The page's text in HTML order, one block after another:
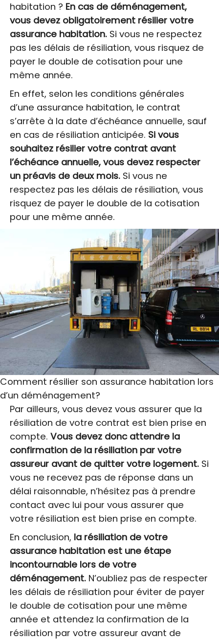
habitation ? En cas de déménagement,
vous devez obligatoirement résilier votre
assurance habitation. Si vous ne respectez
pas les délais de résiliation, vous risquez de
payer le double de cotisation pour une
même année.
En effet, selon les conditions générales
d’une assurance habitation, le contrat
s’arrête à la date d’échéance annuelle, sauf
en cas de résiliation anticipée. Si vous
souhaitez résilier votre contrat avant
l’échéance annuelle, vous devez respecter
un préavis de deux mois. Si vous ne
respectez pas les délais de résiliation, vous
risquez de payer le double de la cotisation
pour une même année.
Comment résilier son assurance habitation lors
d’un déménagement?
Par ailleurs, vous devez vous assurer que la
résiliation de votre contrat est bien prise en
compte. Vous devez donc attendre la
confirmation de la résiliation par votre
assureur avant de quitter votre logement. Si
vous ne recevez pas de réponse dans un
délai raisonnable, n’hésitez pas à prendre
contact avec lui pour vous assurer que
votre résiliation est bien prise en compte.
En conclusion, la résiliation de votre
assurance habitation est une étape
incontournable lors de votre
déménagement. N’oubliez pas de respecter
les délais de résiliation pour éviter de payer
le double de cotisation pour une même
année et attendez la confirmation de la
résiliation par votre assureur avant de